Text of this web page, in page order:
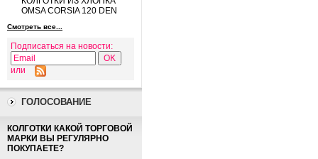
OMSA CORSIA 120 DEN
Смотреть все...
Подписаться на новости:
или
ГОЛОСОВАНИЕ
КОЛГОТКИ КАКОЙ ТОРГОВОЙ
МАРКИ ВЫ РЕГУЛЯРНО
ПОКУПАЕТЕ?